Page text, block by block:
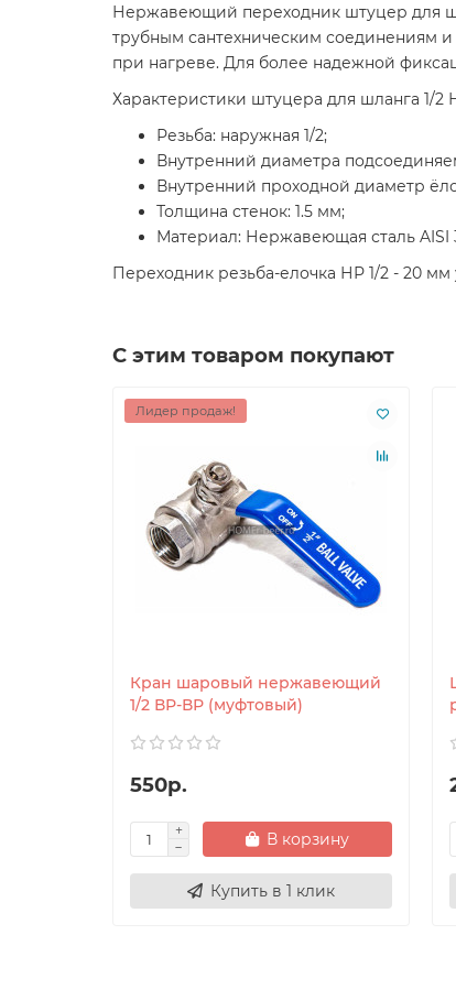
Нержавеющий переходник штуцер для
трубным сантехническим соединениям
при нагреве. Для более надежной
Характеристики штуцера для шланга 1/2
Резьба: наружная 1/2;
Внутренний диаметра
Внутренний проходной диаметр
Толщина стенок: 1.5 мм;
Материал: Нержавеющая сталь AISI
Переходник резьба-елочка НР 1/2 - 20
С этим товаром покупают
Лидер продаж!
Кран шаровый нержавеющий
1/2 ВР-ВР (муфтовый)
550р.
В корзину
Купить в 1 клик